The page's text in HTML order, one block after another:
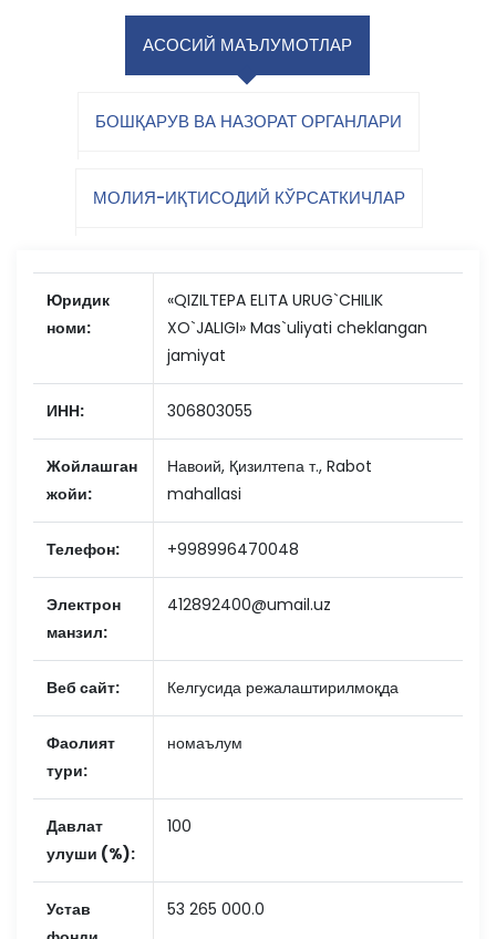
АСОСИЙ МАЪЛУМОТЛАР
БОШҚАРУВ ВА НАЗОРАТ ОРГАНЛАРИ
МОЛИЯ-ИҚТИСОДИЙ КЎРСАТКИЧЛАР
Юридик
номи:
«QIZILTEPA ELITA URUG`CHILIK
XO`JALIGI» Mas`uliyati cheklangan
jamiyat
ИНН: 306803055
Жойлашган
жойи:
Навоий, Қизилтепа т., Rabot
mahallasi
Телефон: +998996470048
Электрон
манзил:
412892400@umail.uz
Веб сайт: Келгусида режалаштирилмоқда
Фаолият
тури:
номаълум
Давлат
улуши (%):
100
Устав
53 265 000.0